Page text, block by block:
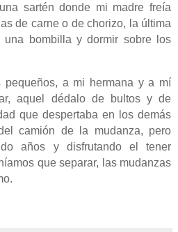
sartén donde mi madre freía
de carne o de chorizo, la última
bombilla y dormir sobre los
pequeños, a mi hermana y a mí
aquel dédalo de bultos y de
que despertaba en los demás
camión de la mudanza, pero
años y disfrutando el tener
que separar, las mudanzas